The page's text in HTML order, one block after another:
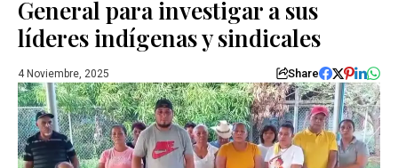
General para investigar a sus
líderes indígenas y sindicales
4 Noviembre, 2025 Share